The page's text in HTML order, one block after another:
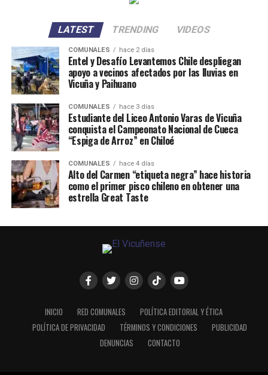
LATEST TRENDING VIDEOS
COMUNALES hace 2 días
Entel y Desafío Levantemos Chile despliegan
apoyo a vecinos afectados por las lluvias en
Vicuña y Paihuano
COMUNALES hace 3 días
Estudiante del Liceo Antonio Varas de Vicuña
conquista el Campeonato Nacional de Cueca
“Espiga de Arroz” en Chiloé
COMUNALES hace 4 días
Alto del Carmen “etiqueta negra” hace historia
como el primer pisco chileno en obtener una
estrella Great Taste
INICIO RED COMUNALES
POLÍTICA EDITORIAL Y ÉTICA
POLÍTICA DE PRIVACIDAD
TÉRMINOS Y CONDICIONES
PUBLICIDAD
DENUNCIAS
CONTACTO